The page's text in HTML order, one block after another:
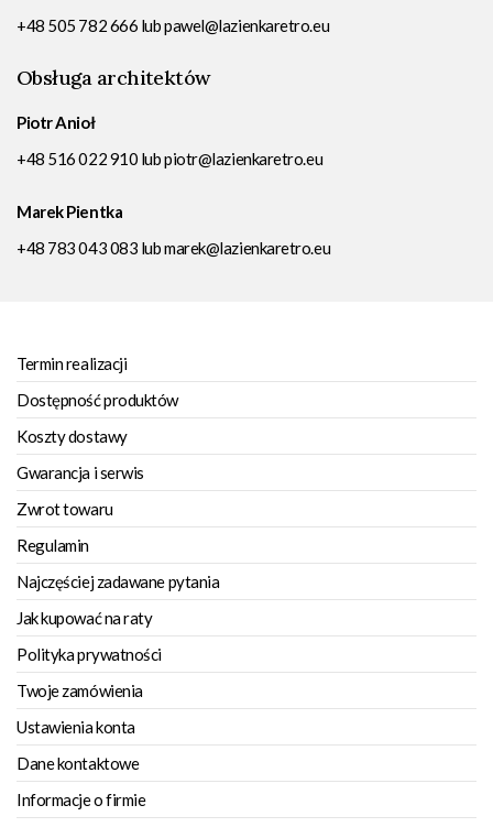
+48 505 782 666 lubpawel@lazienkaretro.eu
Obsługa architektów
Piotr Anioł
+48 516 022 910 lubpiotr@lazienkaretro.eu
Marek Pientka
+48 783 043 083 lubmarek@lazienkaretro.eu
Termin realizacji
Dostępność produktów
Koszty dostawy
Gwarancja i serwis
Zwrot towaru
Regulamin
Najczęściej zadawane pytania
Jak kupować na raty
Polityka prywatności
Twoje zamówienia
Ustawienia konta
Dane kontaktowe
Informacje o firmie